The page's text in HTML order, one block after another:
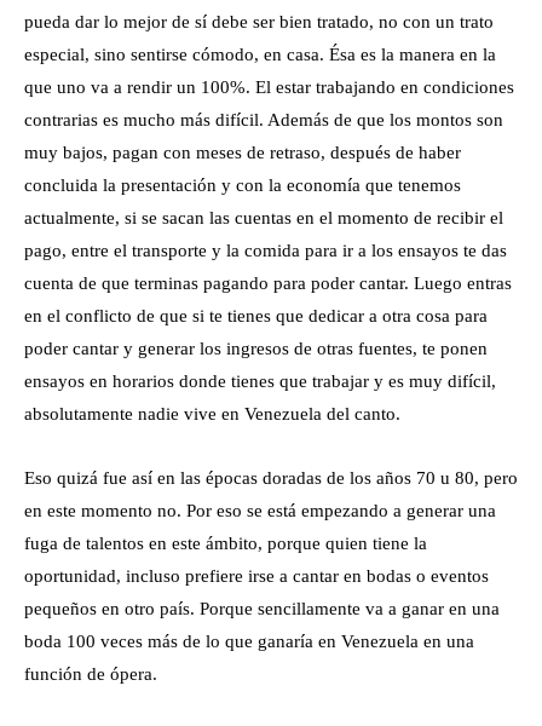
pueda dar lo mejor de sí debe ser bien tratado, no con un trato
especial, sino sentirse cómodo, en casa. Ésa es la manera en la
que uno va a rendir un 100%. El estar trabajando en condiciones
contrarias es mucho más difícil. Además de que los montos son
muy bajos, pagan con meses de retraso, después de haber
concluida la presentación y con la economía que tenemos
actualmente, si se sacan las cuentas en el momento de recibir el
pago, entre el transporte y la comida para ir a los ensayos te das
cuenta de que terminas pagando para poder cantar. Luego entras
en el conflicto de que si te tienes que dedicar a otra cosa para
poder cantar y generar los ingresos de otras fuentes, te ponen
ensayos en horarios donde tienes que trabajar y es muy difícil,
absolutamente nadie vive en Venezuela del canto.
Eso quizá fue así en las épocas doradas de los años 70 u 80, pero
en este momento no. Por eso se está empezando a generar una
fuga de talentos en este ámbito, porque quien tiene la
oportunidad, incluso prefiere irse a cantar en bodas o eventos
pequeños en otro país. Porque sencillamente va a ganar en una
boda 100 veces más de lo que ganaría en Venezuela en una
función de ópera.